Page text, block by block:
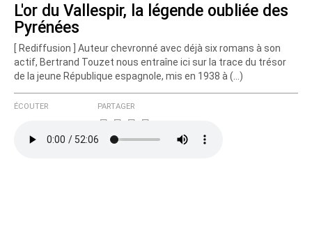
L'or du Vallespir, la légende oubliée des
Pyrénées
[ Rediffusion ] Auteur chevronné avec déjà six romans à son
actif, Bertrand Touzet nous entraîne ici sur la trace du trésor
de la jeune République espagnole, mis en 1938 à (…)
ÉCOUTER PARTAGER